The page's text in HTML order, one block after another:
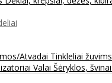
Atvadai Tinkleliai
Valai Šėryklos, švinai